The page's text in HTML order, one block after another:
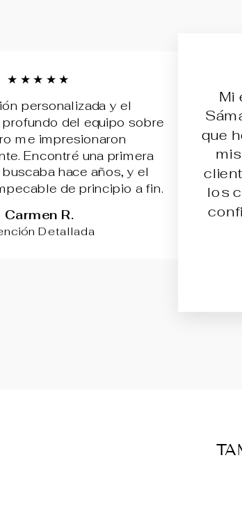
★★★★★
personalizada y el
del equipo sobre
me impresionaron
Encontré una primera
hace años, y el
de principio a fin.
Carmen R.
Detallada
Mi
que
los